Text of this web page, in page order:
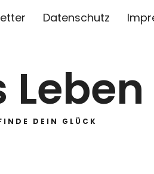
Datenschutz
Leben
DEIN GLÜCK